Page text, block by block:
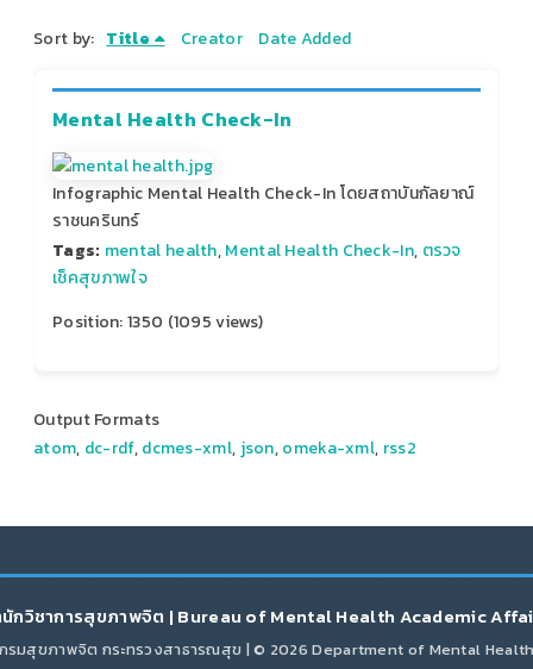
Sort by: Title Creator Date Added
Mental Health Check-In
Infographic Mental Health Check-In โดยสถาบันกัลยาณ์
ราชนครินทร์
Tags: mental health,Mental Health Check-In, ตรวจ
เช็คสุขภาพใจ
Position:1350 (1095views)
Output Formats
atom, dc-rdf,dcmes-xml, json,omeka-xml, rss2
กวิชาการสุขภาพจิต | Bureau of Mental Health Academic
รมสุขภาพจิต กระทรวงสาธารณสุข | © 2026 Department of Mental